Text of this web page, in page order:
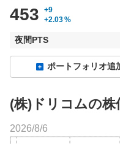
453
+9
+2.03%
夜間PTS
ポートフォリオ追
(株)ドリコムの株
2026/8/6